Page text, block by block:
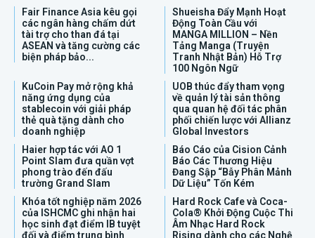
Fair Finance Asia kêu gọi
các ngân hàng chấm dứt
tài trợ cho than đá tại
ASEAN và tăng cường các
biện pháp bảo...
Shueisha Đẩy Mạnh Hoạt
Động Toàn Cầu với
MANGA MILLION – Nền
Tảng Manga (Truyện
Tranh Nhật Bản) Hỗ Trợ
100 Ngôn Ngữ
KuCoin Pay mở rộng khả
năng ứng dụng của
stablecoin với giải pháp
thẻ quà tặng dành cho
doanh nghiệp
UOB thúc đẩy tham vọng
về quản lý tài sản thông
qua quan hệ đối tác phân
phối chiến lược với Allianz
Global Investors
Haier hợp tác với AO 1
Point Slam đưa quần vợt
phong trào đến đấu
trường Grand Slam
Báo Cáo của Cision Cảnh
Báo Các Thương Hiệu
Đang Sập “Bẫy Phân Mảnh
Dữ Liệu” Tốn Kém
Khóa tốt nghiệp năm 2026
của ISHCMC ghi nhận hai
học sinh đạt điểm IB tuyệt
đối và điểm trung bình
Hard Rock Cafe và Coca-
Cola® Khởi Động Cuộc Thi
Âm Nhạc Hard Rock
Rising dành cho các Nghệ